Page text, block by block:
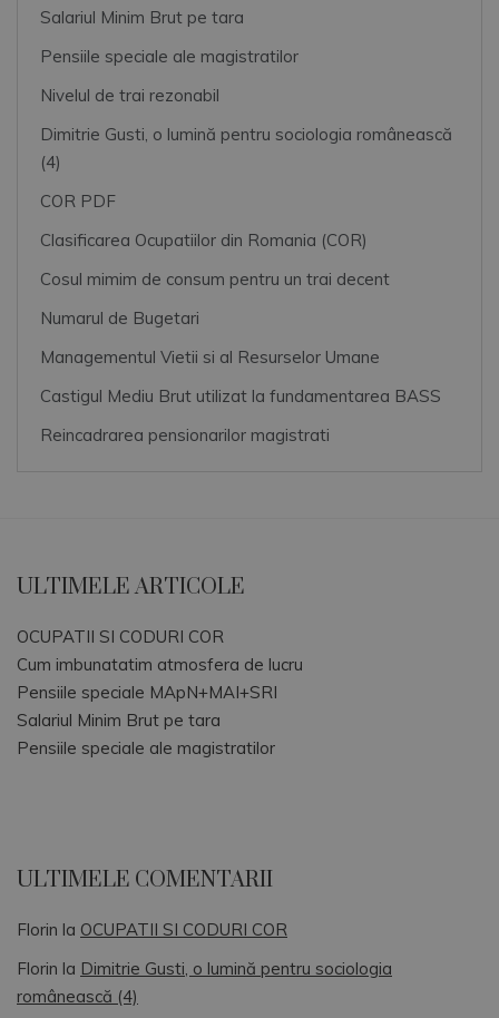
Salariul Minim Brut pe tara
Pensiile speciale ale magistratilor
Nivelul de trai rezonabil
Dimitrie Gusti, o lumină pentru sociologia românească
(4)
COR PDF
Clasificarea Ocupatiilor din Romania (COR)
Cosul mimim de consum pentru un trai decent
Numarul de Bugetari
Managementul Vietii si al Resurselor Umane
Castigul Mediu Brut utilizat la fundamentarea BASS
Reincadrarea pensionarilor magistrati
ULTIMELE ARTICOLE
OCUPATII SI CODURI COR
Cum imbunatatim atmosfera de lucru
Pensiile speciale MApN+MAI+SRI
Salariul Minim Brut pe tara
Pensiile speciale ale magistratilor
ULTIMELE COMENTARII
Florin la OCUPATII SI CODURI COR
Florin la Dimitrie Gusti, o lumină pentru sociologia
românească (4)